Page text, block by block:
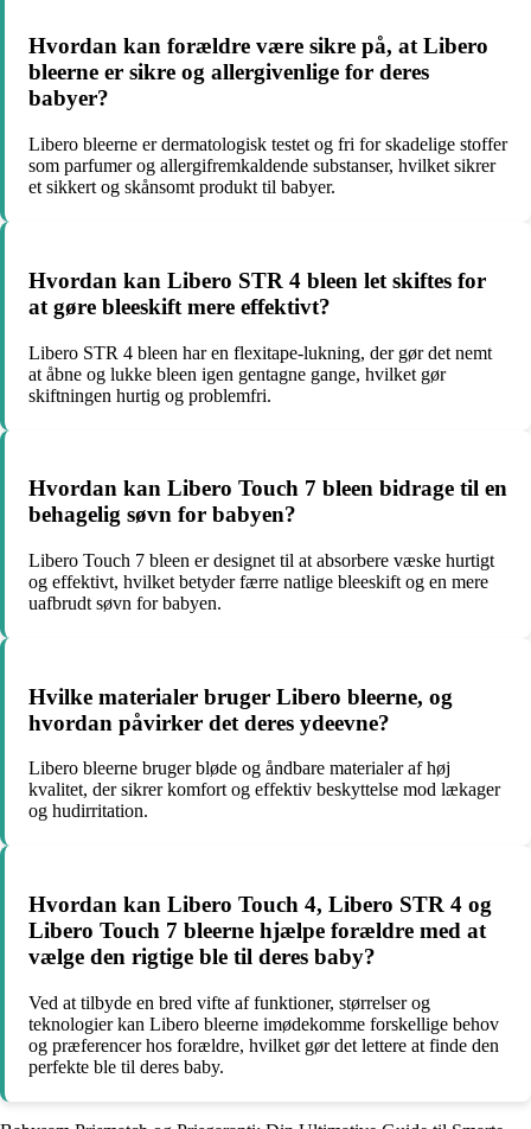
Hvordan kan forældre være sikre på, at Libero
bleerne er sikre og allergivenlige for deres
babyer?
Libero bleerne er dermatologisk testet og fri for skadelige stoffer
som parfumer og allergifremkaldende substanser, hvilket sikrer
et sikkert og skånsomt produkt til babyer.
Hvordan kan Libero STR 4 bleen let skiftes for
at gøre bleeskift mere effektivt?
Libero STR 4 bleen har en flexitape-lukning, der gør det nemt
at åbne og lukke bleen igen gentagne gange, hvilket gør
skiftningen hurtig og problemfri.
Hvordan kan Libero Touch 7 bleen bidrage til en
behagelig søvn for babyen?
Libero Touch 7 bleen er designet til at absorbere væske hurtigt
og effektivt, hvilket betyder færre natlige bleeskift og en mere
uafbrudt søvn for babyen.
Hvilke materialer bruger Libero bleerne, og
hvordan påvirker det deres ydeevne?
Libero bleerne bruger bløde og åndbare materialer af høj
kvalitet, der sikrer komfort og effektiv beskyttelse mod lækager
og hudirritation.
Hvordan kan Libero Touch 4, Libero STR 4 og
Libero Touch 7 bleerne hjælpe forældre med at
vælge den rigtige ble til deres baby?
Ved at tilbyde en bred vifte af funktioner, størrelser og
teknologier kan Libero bleerne imødekomme forskellige behov
og præferencer hos forældre, hvilket gør det lettere at finde den
perfekte ble til deres baby.